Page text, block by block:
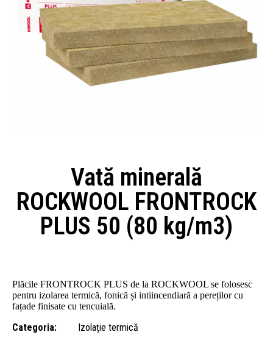
Vată minerală
ROCKWOOL FRONTROCK
PLUS 50 (80 kg/m3)
Plăcile FRONTROCK PLUS de la ROCKWOOL se folosesc
pentru izolarea termică, fonică și intiincendiară a pereților cu
fațade finisate cu tencuială.
Categoria: Izolație termică